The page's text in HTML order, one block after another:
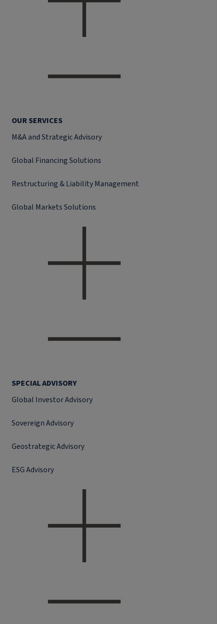
OUR SERVICES
M&A and Strategic Advisory
Global Financing Solutions
Restructuring & Liability Management
Global Markets Solutions
SPECIAL ADVISORY
Global Investor Advisory
Sovereign Advisory
Geostrategic Advisory
ESG Advisory